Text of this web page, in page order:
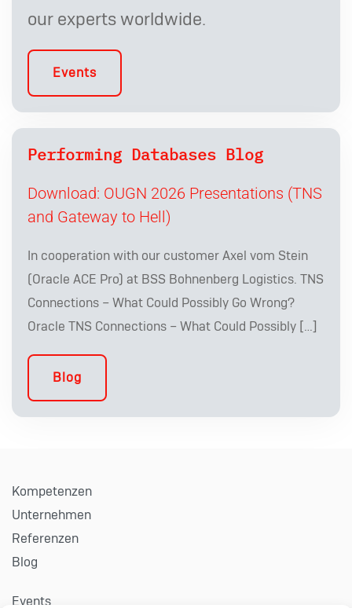
our experts worldwide.
Events
Performing Databases Blog
Download: OUGN 2026 Presentations (TNS
and Gateway to Hell)
In cooperation with our customer Axel vom Stein
(Oracle ACE Pro) at BSS Bohnenberg Logistics. TNS
Connections – What Could Possibly Go Wrong?
Oracle TNS Connections – What Could Possibly […]
Blog
Kompetenzen
Unternehmen
Referenzen
Blog
Events